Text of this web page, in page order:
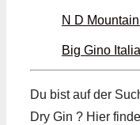
N D
Big Gino
Du bist auf der
Dry Gin ? Hier